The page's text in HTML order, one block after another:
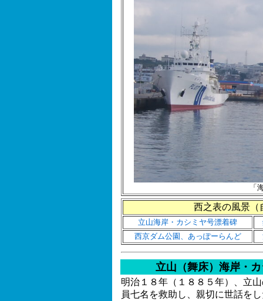
「
西之表の風景（
立山海岸・カシミヤ号漂着碑
西京ダム公園、あっぽーらんど
立山（舞床）海岸・
明治１８年（１８８５年）、立
員七名を救助し、親切に世話を